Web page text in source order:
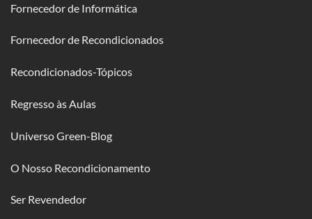
Fornecedor de Informática
Fornecedor de Recondicionados
Recondicionados-Tópicos
Regresso às Aulas
Universo Green-Blog
O Nosso Recondicionamento
Ser Revendedor